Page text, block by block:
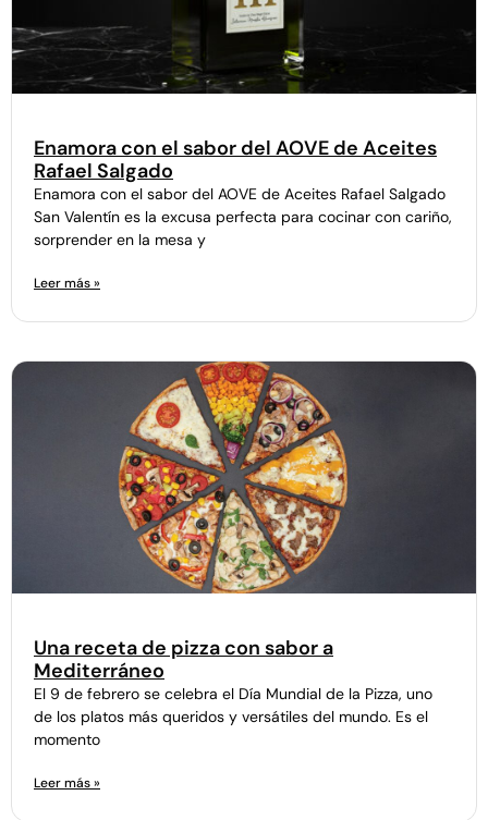
Enamora con el sabor del AOVE de Aceites
Rafael Salgado
Enamora con el sabor del AOVE de Aceites Rafael Salgado
San Valentín es la excusa perfecta para cocinar con cariño,
sorprender en la mesa y
Leer más »
Una receta de pizza con sabor a
Mediterráneo
El 9 de febrero se celebra el Día Mundial de la Pizza, uno
de los platos más queridos y versátiles del mundo. Es el
momento
Leer más »